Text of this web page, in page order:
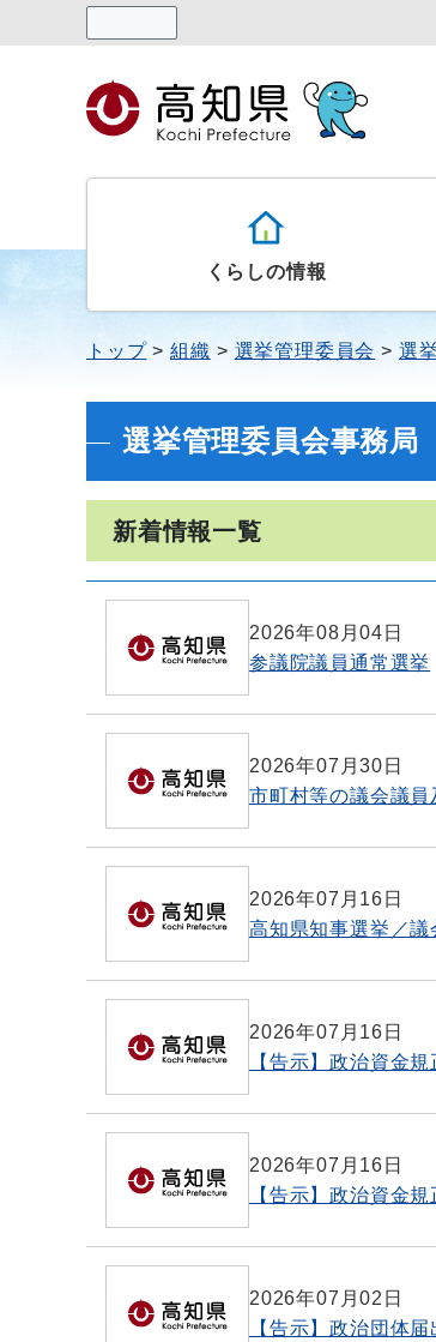
くらしの情報
トップ 組織 選挙管理委員会 選
選挙管理委員会事務局
新着情報一覧
2026年08月04日
参議院議員通常選挙
2026年07月30日
市町村等の議会議
2026年07月16日
高知県知事選挙／議
2026年07月16日
【告示】政治資金
2026年07月16日
【告示】政治資金
2026年07月02日
【告示】政治団体